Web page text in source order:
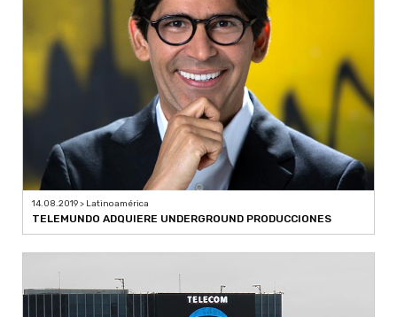
14.08.2019 > Latinoamérica
TELEMUNDO ADQUIERE UNDERGROUND PRODUCCIONES